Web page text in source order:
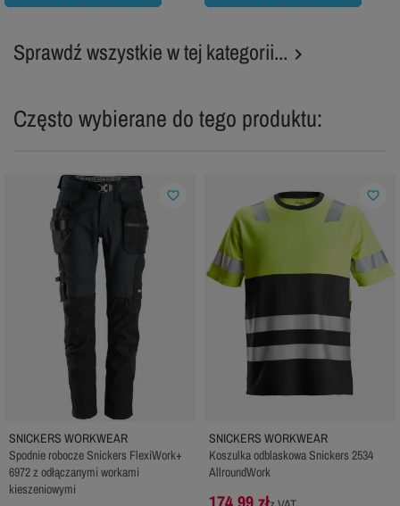
Sprawdź wszystkie w tej kategorii... 
Często wybierane do tego produktu:
SNICKERS WORKWEAR
Spodnie robocze Snickers FlexiWork+
6972 z odłączanymi workami
kieszeniowymi
favorite_border
SNICKERS WORKWEAR
Koszulka odblaskowa Snickers 2534
AllroundWork
favorite_border